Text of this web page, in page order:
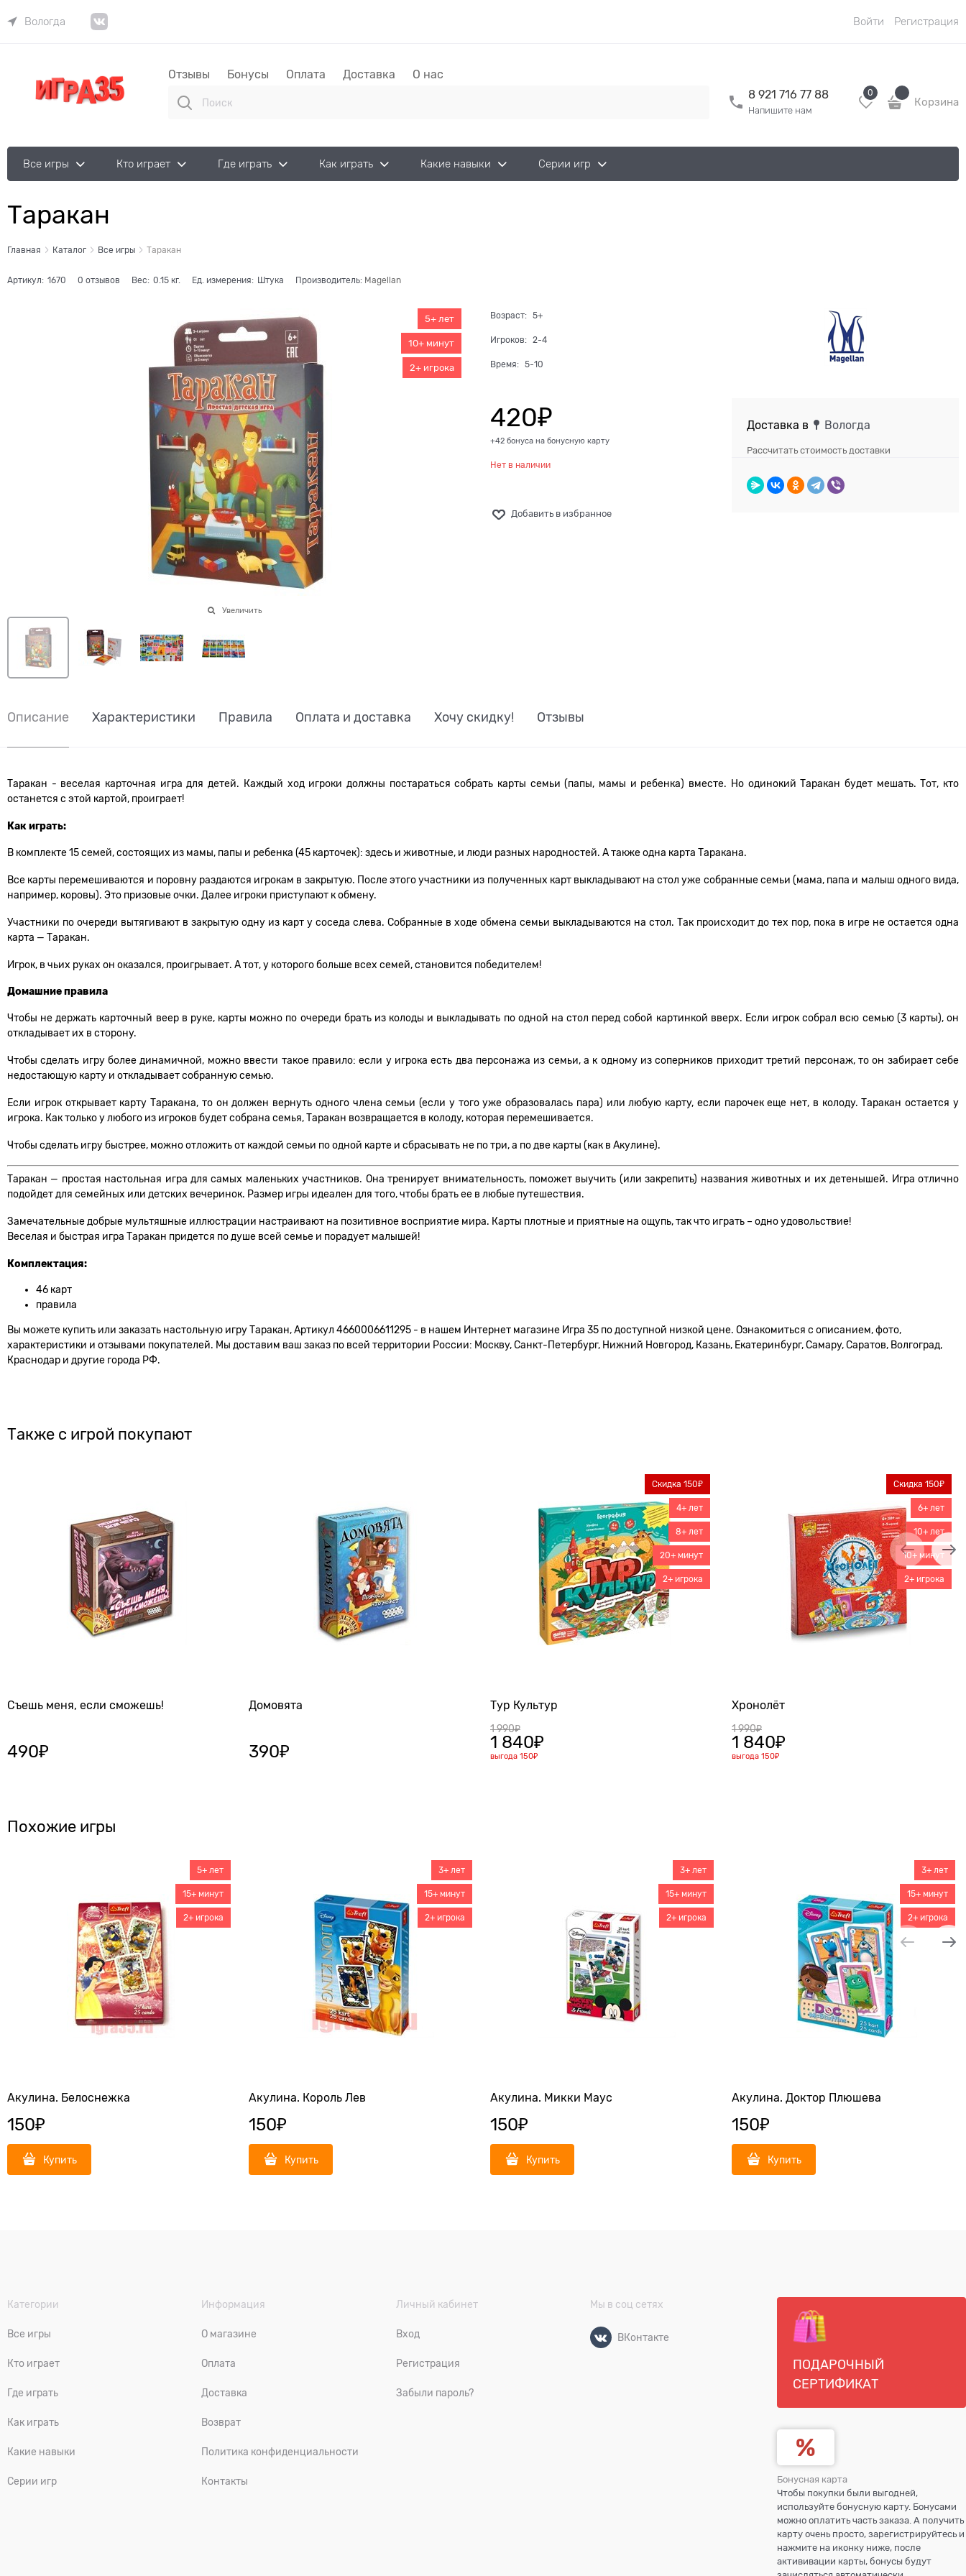
Вологда Войти Регистрация
Отзывы Бонусы Оплата Доставка
О нас
8 921 716 77 88
Напишите нам
0
Корзина
Все игры Кто играет Где играть Как играть Какие навыки Серии игр
Таракан
Главная Каталог Все игры Таракан
Артикул: 1670 0 отзывов Вес: 0.15 кг. Ед. измерения: Штука Производитель: Magellan
5+ лет
10+ минут
2+ игрока
Увеличить
Возраст: 5+
Игроков: 2-4
Время: 5-10
420₽
+42 бонуса на бонусную карту
Нет в наличии
Добавить в избранное
Доставка в Вологда
Рассчитать стоимость доставки
Описание Характеристики Правила Оплата и доставка Хочу скидку! Отзывы
Таракан - веселая карточная игра для детей. Каждый ход игроки должны постараться собрать карты семьи (папы, мамы и ребенка) вместе. Но одинокий Таракан будет мешать. Тот, кто
останется с этой картой, проиграет!
Как играть:
В комплекте 15 семей, состоящих из мамы, папы и ребенка (45 карточек): здесь и животные, и люди разных народностей. А также одна карта Таракана.
Все карты перемешиваются и поровну раздаются игрокам в закрытую. После этого участники из полученных карт выкладывают на стол уже собранные семьи (мама, папа и малыш одного вида,
например, коровы). Это призовые очки. Далее игроки приступают к обмену.
Участники по очереди вытягивают в закрытую одну из карт у соседа слева. Собранные в ходе обмена семьи выкладываются на стол. Так происходит до тех пор, пока в игре не остается одна
карта — Таракан.
Игрок, в чьих руках он оказался, проигрывает. А тот, у которого больше всех семей, становится победителем!
Домашние правила
Чтобы не держать карточный веер в руке, карты можно по очереди брать из колоды и выкладывать по одной на стол перед собой картинкой вверх. Если игрок собрал всю семью (3 карты), он
откладывает их в сторону.
Чтобы сделать игру более динамичной, можно ввести такое правило: если у игрока есть два персонажа из семьи, а к одному из соперников приходит третий персонаж, то он забирает себе
недостающую карту и откладывает собранную семью.
Если игрок открывает карту Таракана, то он должен вернуть одного члена семьи (если у того уже образовалась пара) или любую карту, если парочек еще нет, в колоду. Таракан остается у
игрока. Как только у любого из игроков будет собрана семья, Таракан возвращается в колоду, которая перемешивается.
Чтобы сделать игру быстрее, можно отложить от каждой семьи по одной карте и сбрасывать не по три, а по две карты (как в Акулине).
Таракан — простая настольная игра для самых маленьких участников. Она тренирует внимательность, поможет выучить (или закрепить) названия животных и их детенышей. Игра отлично
подойдет для семейных или детских вечеринок. Размер игры идеален для того, чтобы брать ее в любые путешествия.
Замечательные добрые мультяшные иллюстрации настраивают на позитивное восприятие мира. Карты плотные и приятные на ощупь, так что играть – одно удовольствие!
Веселая и быстрая игра Таракан придется по душе всей семье и порадует малышей!
Комплектация:
46 карт
правила
Вы можете купить или заказать настольную игру Таракан, Артикул 4660006611295 - в нашем Интернет магазине Игра 35 по доступной низкой цене. Ознакомиться с описанием, фото,
характеристики и отзывами покупателей. Мы доставим ваш заказ по всей территории России: Москву, Санкт-Петербург, Нижний Новгород, Казань, Екатеринбург, Самару, Саратов, Волгоград,
Краснодар и другие города РФ.
Также с игрой покупают
Съешь меня, если сможешь!
490₽
Домовята
390₽
Тур Культур
Скидка 150₽
4+ лет
8+ лет
20+ минут
2+ игрока
1 990₽
1 840₽
выгода 150₽
Хронолёт
Скидка 150₽
6+ лет
10+ лет
10+ минут
2+ игрока
1 990₽
1 840₽
выгода 150₽
Похожие игры
Акулина. Белоснежка
5+ лет
15+ минут
2+ игрока
150₽
Купить
Акулина. Король Лев
3+ лет
15+ минут
2+ игрока
150₽
Купить
Акулина. Микки Маус
3+ лет
15+ минут
2+ игрока
150₽
Купить
Акулина. Доктор Плюшева
3+ лет
15+ минут
2+ игрока
150₽
Купить
Категории
Все игры
Кто играет
Где играть
Как играть
Какие навыки
Серии игр
Информация
О магазине
Оплата
Доставка
Возврат
Политика конфиденциальности
Контакты
Личный кабинет
Вход
Регистрация
Забыли пароль?
Мы в соц сетях
ВКонтакте
ПОДАРОЧНЫЙ
СЕРТИФИКАТ
Бонусная карта
Чтобы покупки были выгодней,
используйте бонусную карту. Бонусами
можно оплатить часть заказа. А получить
карту очень просто, зарегистрируйтесь и
нажмите на иконку ниже, после
актививации карты, бонусы будут